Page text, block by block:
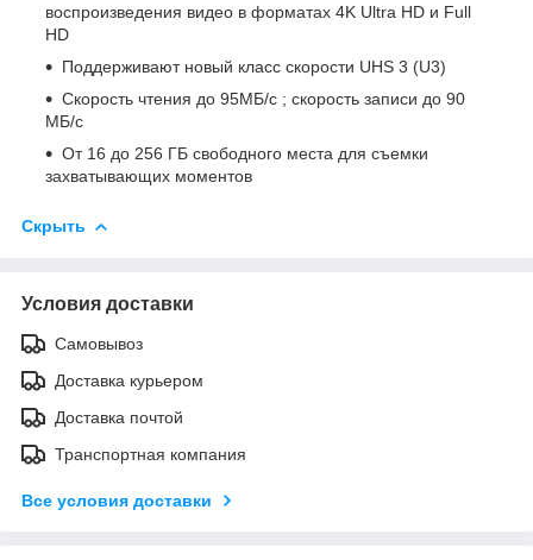
воспроизведения видео в форматах 4K Ultra HD и Full
HD
Поддерживают новый класс скорости UHS 3 (U3)
Скорость чтения до 95МБ/с ; скорость записи до 90
МБ/с
От 16 до 256 ГБ свободного места для съемки
захватывающих моментов
Скрыть
Условия доставки
Самовывоз
Доставка курьером
Доставка почтой
Транспортная компания
Все условия доставки